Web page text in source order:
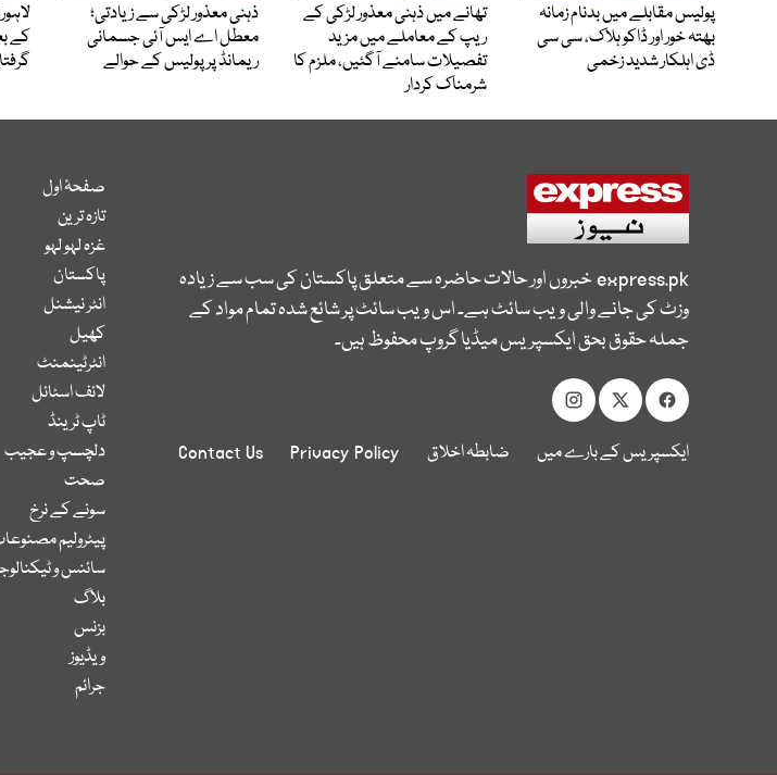
پولیس مقابلے میں بدنام زمانہ
بھتہ خور اور ڈاکو ہلاک، سی سی
ڈی اہلکار شدید زخمی
تھانے میں ذہنی معذور لڑکی کے
ریپ کے معاملے میں مزید
تفصیلات سامنے آگئیں، ملزم کا
شرمناک کردار
ذہنی معذور لڑکی سے زیادتی؛
معطل اے ایس آئی جسمانی
ریمانڈ پر پولیس کے حوالے
کے
گرفتار2 خواتین دم
express.pkخبروں اور حالات حاضرہ سے متعلق پاکستان کی سب سے زیادہ
وزٹ کی جانے والی ویب سائٹ ہے۔ اس ویب سائٹ پر شائع شدہ تمام مواد کے
جملہ حقوق بحق ایکسپریس میڈیا گروپ محفوظ ہیں۔
ایکسپریس کے بارے میں ضابطہ اخلاق Privacy Policy
Contact Us
صفحۂ اول
تازہ ترین
غزہ لہو لہو
پاکستان
انٹر نیشنل
کھیل
انٹرٹینمنٹ
لائف اسٹائل
ٹاپ ٹرینڈ
دلچسپ و عجیب
صحت
سونے کے نرخ
پیٹرولیم
سائنس و
بلاگ
بزنس
ویڈیوز
جرائم